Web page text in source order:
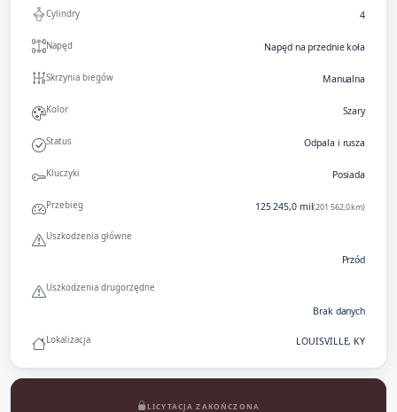
Cylindry 4
Napęd Napęd na przednie koła
Skrzynia biegów Manualna
Kolor Szary
Status Odpala i rusza
Kluczyki Posiada
Przebieg 125 245,0 mil(201 562,0 km)
Uszkodzenia główne
Przód
Uszkodzenia drugorzędne
Brak danych
Lokalizacja LOUISVILLE, KY
LICYTACJA ZAKOŃCZONA